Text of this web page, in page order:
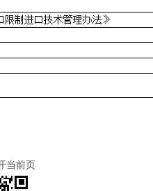
当前页